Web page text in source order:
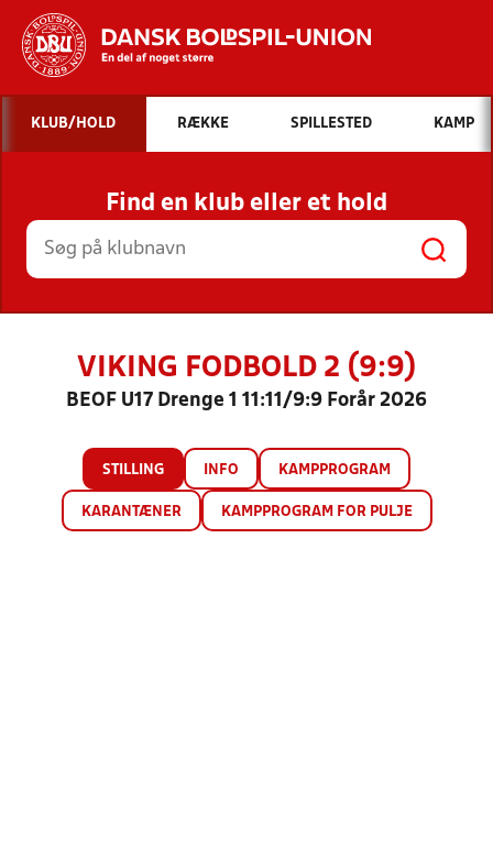
Hvad vil du søge efter?
INDHOLD OG NYHEDER
STILLINGER, RESULTATER, KLUBBER OG
HOLD
KLUB/HOLD RÆKKE SPILLESTED KAMP
Find en klub eller et hold
VIKING FODBOLD 2 (9:9)
BEOF U17 Drenge 1 11:11/9:9 Forår 2026
STILLING INFO KAMPPROGRAM
KARANTÆNER KAMPPROGRAM FOR PULJE